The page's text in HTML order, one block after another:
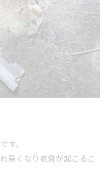
す。
易くなり老衰が起こるこ